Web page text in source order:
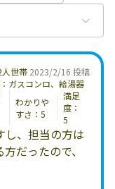
2023/2/16 投稿
世帯
ガスコンロ、給湯器
わかりや
すさ：5
満足
度：
5
し、担当の方は
だったので、